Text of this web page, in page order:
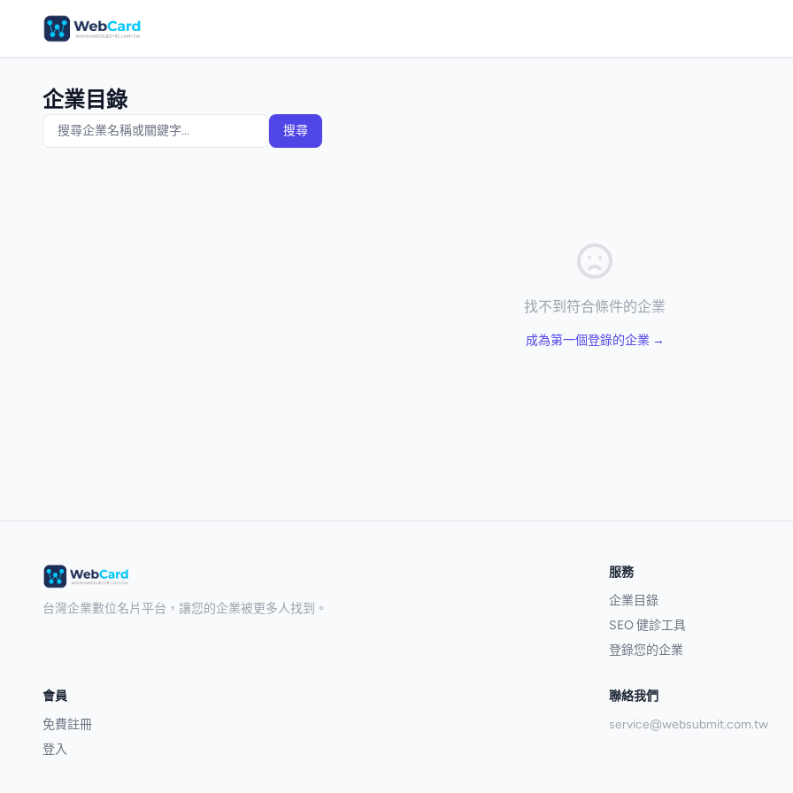
企業目錄
搜尋
找不到符合條件的企業
成為第一個登錄的企業 →
台灣企業數位名片平台，讓您的企業被更多人找到。
服務
企業目錄
SEO 健診工具
登錄您的企業
會員
免費註冊
登入
聯絡我們
service@websubmit.com.tw